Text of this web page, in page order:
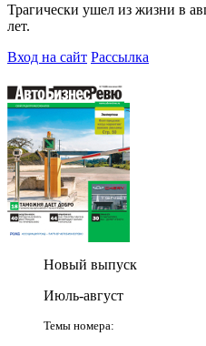
Трагически ушел из жизни в
лет.
Вход на сайт Рассылка
Новый выпуск
Июль-август
Темы номера: